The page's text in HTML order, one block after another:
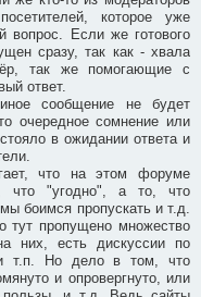
которое уже
вопрос. Если же готового
сразу, так как - хвала
так же помогающие с
ответ.
сообщение не будет
очередное сомнение или
в ожидании ответа и
что на этом форуме
что "угодно", а то, что
боимся пропускать и т.д.
тут пропущено множество
них, есть дискуссии по
и т.п. Но дело в том, что
и опровергнуто, или